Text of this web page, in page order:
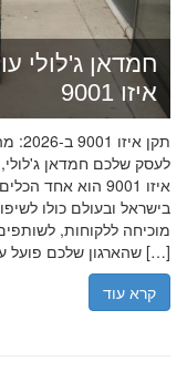
חמדאן ג'לולי
איזו 9001
תקן
לעסק שלכם חמדאן
איזו 9001 הוא
בישראל ובעולם כולו
שהארגון שלכם פועל על פי הסטנדרטים […]
קרא עוד